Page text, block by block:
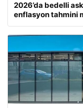
2026’da bedelli
enflasyon tahmini